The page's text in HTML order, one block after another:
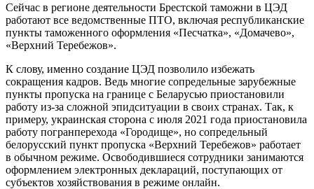
Сейчас в регионе деятельности Брестской таможни в ЦЭД
работают все ведомственные ПТО, включая республиканские
пункты таможенного оформления «Песчатка», «Домачево»,
«Верхний Теребежов».
К слову, именно создание ЦЭД позволило избежать
сокращения кадров. Ведь многие сопредельные зарубежные
пункты пропуска на границе с Беларусью приостановили
работу из-за сложной эпидситуации в своих странах. Так, к
примеру, украинская сторона с июля 2021 года приостановила
работу погранперехода «Городище», но сопредельный
белорусский пункт пропуска «Верхний Теребежов» работает
в обычном режиме. Освободившиеся сотрудники занимаются
оформлением электронных деклараций, поступающих от
субъектов хозяйствования в режиме онлайн.